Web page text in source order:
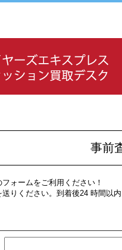
事前
ォームをご利用ください！
りください。到着後24 時間以